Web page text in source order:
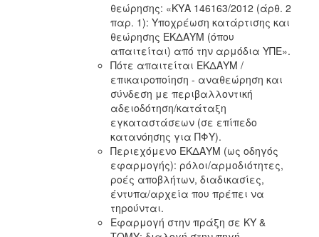
θεώρησης: «ΚΥΑ 146163/2012 (άρθ. 2
παρ. 1): Υποχρέωση κατάρτισης και
θεώρησης ΕΚΔΑΥΜ (όπου
απαιτείται) από την αρμόδια ΥΠΕ».​
Πότε απαιτείται ΕΚΔΑΥΜ /
επικαιροποίηση - αναθεώρηση και
σύνδεση με περιβαλλοντική
αδειοδότηση/κατάταξη
εγκαταστάσεων (σε επίπεδο
κατανόησης για ΠΦΥ).​
Περιεχόμενο ΕΚΔΑΥΜ (ως οδηγός
εφαρμογής): ρόλοι/αρμοδιότητες,
ροές αποβλήτων, διαδικασίες,
έντυπα/αρχεία που πρέπει να
τηρούνται.​
Εφαρμογή στην πράξη σε ΚΥ &